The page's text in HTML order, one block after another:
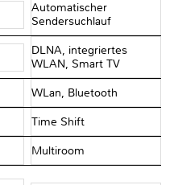
Automatischer
Sendersuchlauf
DLNA, integriertes
WLAN, Smart TV
WLan, Bluetooth
Time Shift
Multiroom